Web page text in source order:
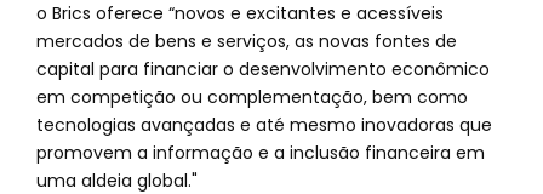
o Brics oferece “novos e excitantes e acessíveis
mercados de bens e serviços, as novas fontes de
capital para financiar o desenvolvimento econômico
em competição ou complementação, bem como
tecnologias avançadas e até mesmo inovadoras que
promovem a informação e a inclusão financeira em
uma aldeia global."